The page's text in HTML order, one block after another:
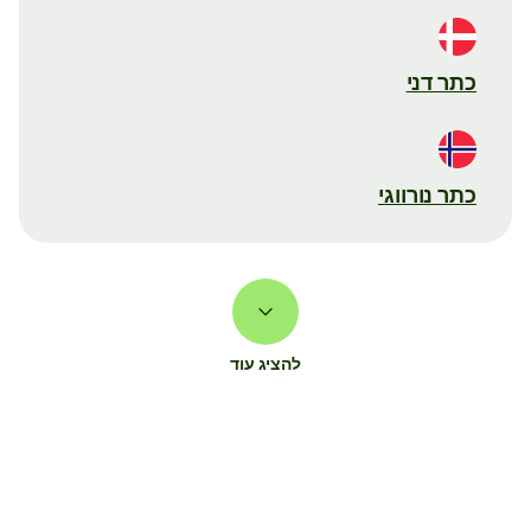
כתר דני
כתר נורווגי
להציג עוד